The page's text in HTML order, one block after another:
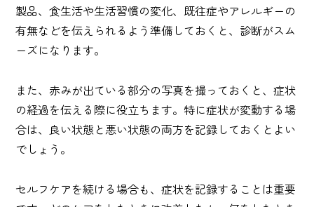
製品、食生活や生活習慣の変化、既往症やアレルギーの
有無などを伝えられるよう準備しておくと、診断がスム
ーズになります。
また、赤みが出ている部分の写真を撮っておくと、症状
の経過を伝える際に役立ちます。特に症状が変動する場
合は、良い状態と悪い状態の両方を記録しておくとよい
でしょう。
セルフケアを続ける場合も、症状を記録することは重要